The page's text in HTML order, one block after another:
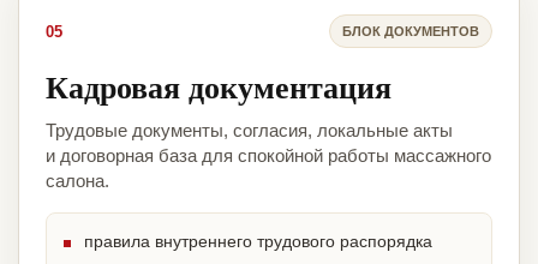
05 БЛОК ДОКУМЕНТОВ
Кадровая документация
Трудовые документы, согласия, локальные акты
и договорная база для спокойной работы массажного
салона.
правила внутреннего трудового распорядка